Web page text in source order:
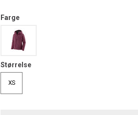
Farge
Størrelse
XS